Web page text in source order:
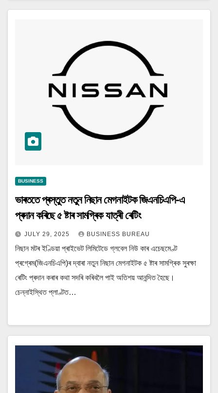
BUSINESS
ভাৰততে প্ৰস্তুত নতুন নিছান মেগনাইটক জিএনচিএপি-এ
প্ৰদান কৰিছে ৫ ষ্টাৰ সামগ্ৰিক যাত্ৰী ৰেটিং
JULY 29, 2025 BUSINESS BUREAU
নিছান মটৰ ইণ্ডিয়া প্ৰাইভেট লিমিটেডে গ্লবেল নিউ কাৰ এচেছমেণ্ট
প্ৰগ্ৰেম(জিএনচিএপি)ৰ দ্বাৰা নতুন নিছান মেগনাইটক ৫ ষ্টাৰ সামগ্ৰিক সুৰক্ষা
ৰেটিং প্ৰদান কৰাৰ কথা সদৰি কৰিবলৈ পাই অতিশয় আনন্দিত হৈছে।
চেন্নাইস্থিত প্লাণ্টত…